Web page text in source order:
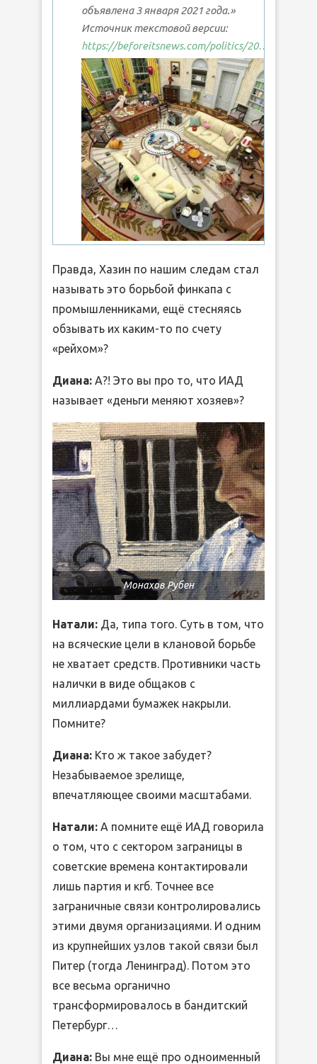
объявлена 3 января 2021 года.»
Источник текстовой версии:
https://beforeitsnews.com/politics/20…
Правда, Хазин по нашим следам стал
называть это борьбой финкапа с
промышленниками, ещё стесняясь
обзывать их каким-то по счету
«рейхом»?
Диана: А?! Это вы про то, что ИАД
называет «деньги меняют хозяев»?
Монахов Рубен
Натали: Да, типа того. Суть в том, что
на всяческие цели в клановой борьбе
не хватает средств. Противники часть
налички в виде общаков с
миллиардами бумажек накрыли.
Помните?
Диана: Кто ж такое забудет?
Незабываемое зрелище,
впечатляющее своими масштабами.
Натали: А помните ещё ИАД говорила
о том, что с сектором заграницы в
советские времена контактировали
лишь партия и кгб. Точнее все
заграничные связи контролировались
этими двумя организациями. И одним
из крупнейших узлов такой связи был
Питер (тогда Ленинград). Потом это
все весьма органично
трансформировалось в бандитский
Петербург…
Диана: Вы мне ещё про одноименный